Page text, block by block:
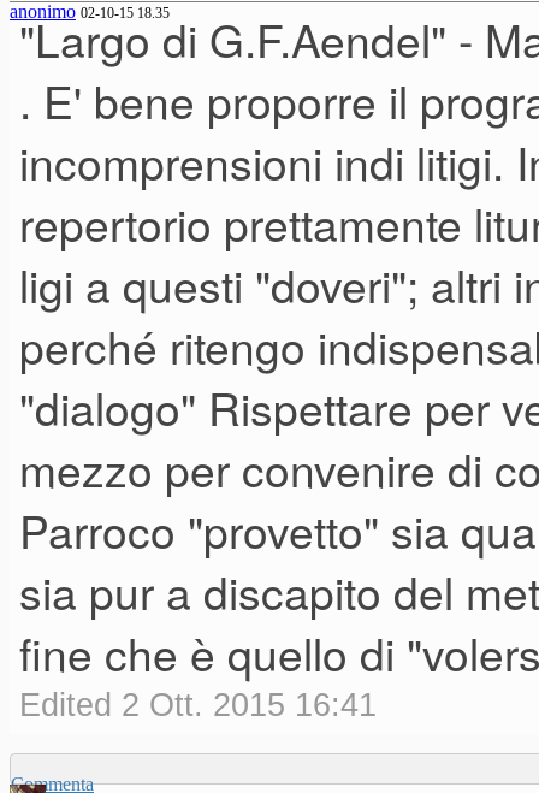
anonimo 02-10-15 18.35
"Largo di G.F.Aendel" -
. E' bene proporre il
incomprensioni indi litigi.
repertorio prettamente
ligi a questi "doveri"; altri
perché ritengo
"dialogo" Rispettare per
mezzo per convenire di
Parroco "provetto" sia
sia pur a discapito del
fine che è quello di
Edited 2 Ott. 2015 16:41
Commenta